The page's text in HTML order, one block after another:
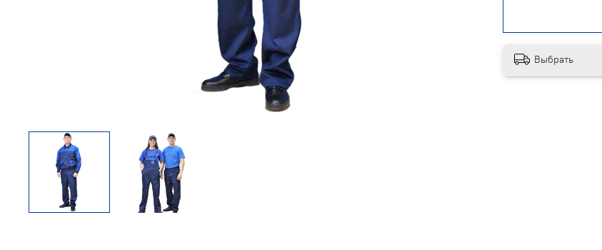
Выбрать